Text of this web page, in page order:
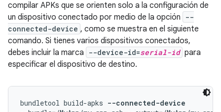
compilar APKs que se orienten solo a la configuración de
un dispositivo conectado por medio de la opción
--
connected-device , como se muestra en el siguiente
comando. Si tienes varios dispositivos conectados,
debes incluir la marca
--device-id=serial-id para
especificar el dispositivo de destino.
bundletool build-apks --connected-device